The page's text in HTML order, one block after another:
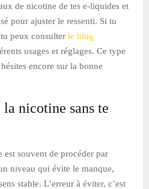
de nicotine de tes e-liquides et
pour ajuster le ressenti. Si tu
peux consulter le blog
usages et réglages. Ce type
encore sur la bonne
nicotine sans te
souvent de procéder par
niveau qui évite le manque,
stable. L’erreur à éviter, c’est